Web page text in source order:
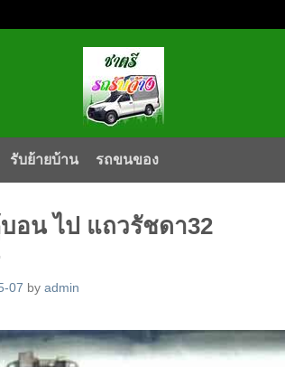
รับย้ายบ้าน รถขนของ
อน ไป แถวรัชดา32
07 by admin